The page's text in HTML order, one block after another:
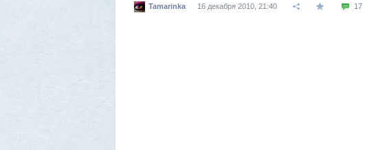
Tamarinka 16 декабря 2010, 21:40 17